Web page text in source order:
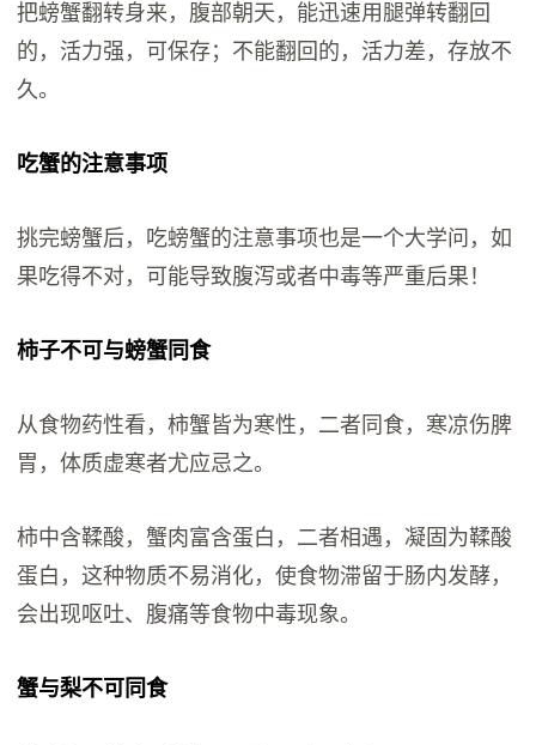
把螃蟹翻转身来，腹部朝天，能迅速用腿弹转翻回
的，活力强，可保存；不能翻回的，活力差，存放不
久。
吃蟹的注意事项
挑完螃蟹后，吃螃蟹的注意事项也是一个大学问，如
果吃得不对，可能导致腹泻或者中毒等严重后果！
柿子不可与螃蟹同食
从食物药性看，柿蟹皆为寒性，二者同食，寒凉伤脾
胃，体质虚寒者尤应忌之。
柿中含鞣酸，蟹肉富含蛋白，二者相遇，凝固为鞣酸
蛋白，这种物质不易消化，使食物滞留于肠内发酵，
会出现呕吐、腹痛等食物中毒现象。
蟹与梨不可同食